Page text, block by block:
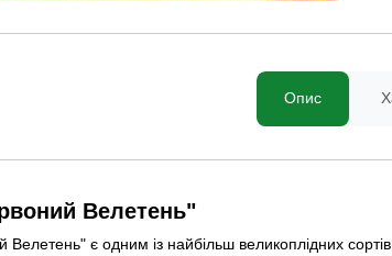
Опис
Велетень"
є одним із найбільш великоплідних